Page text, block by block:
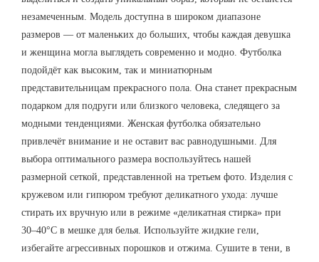
незамеченным. Модель доступна в широком диапазоне
размеров — от маленьких до больших, чтобы каждая девушка
и женщина могла выглядеть современно и модно. Футболка
подойдёт как высоким, так и миниатюрным
представительницам прекрасного пола. Она станет прекрасным
подарком для подруги или близкого человека, следящего за
модными тенденциями. Женская футболка обязательно
привлечёт внимание и не оставит вас равнодушными. Для
выбора оптимального размера воспользуйтесь нашей
размерной сеткой, представленной на третьем фото. Изделия с
кружевом или гипюром требуют деликатного ухода: лучше
стирать их вручную или в режиме «деликатная стирка» при
30–40°C в мешке для белья. Используйте жидкие гели,
избегайте агрессивных порошков и отжима. Сушите в тени, в